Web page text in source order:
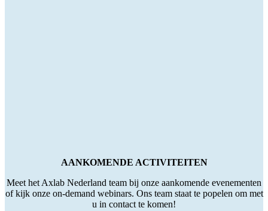
AANKOMENDE ACTIVITEITEN
Meet het Axlab Nederland team bij onze aankomende evenementen
of kijk onze on-demand webinars. Ons team staat te popelen om met
u in contact te komen!